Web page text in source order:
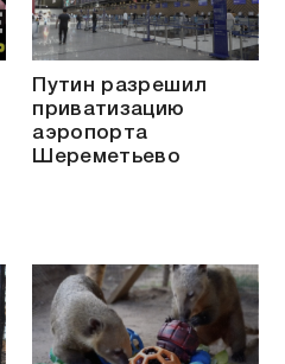
Путин разрешил
приватизацию
аэропорта
Шереметьево